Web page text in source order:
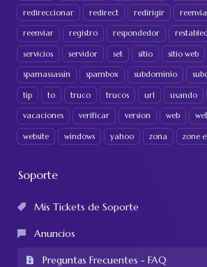
redireccionar redirect redirigir
reenviar registro respondedor
servicios servidor set sitio sitio web
spamassassin spambox subdominio
tip to truco trucos url usando
vacaciones verificar version web
website windows yahoo zona zone
Soporte
Mis Tickets de Soporte
Anuncios
Preguntas Frecuentes - FAQ